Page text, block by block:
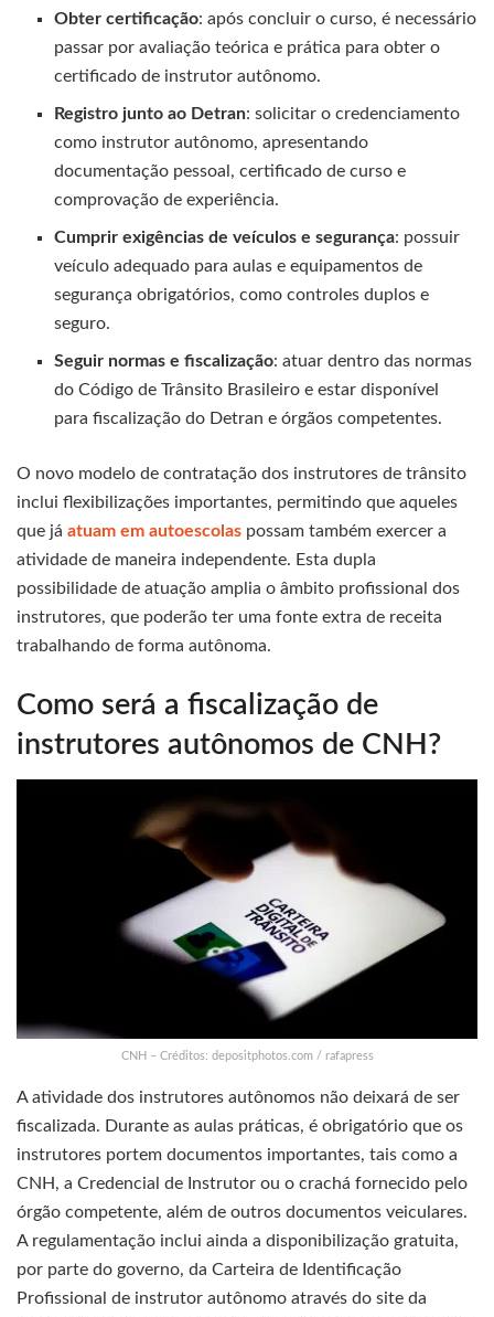
Obter certificação: após concluir o curso, é necessário
passar por avaliação teórica e prática para obter o
certificado de instrutor autônomo.
Registro junto ao Detran: solicitar o credenciamento
como instrutor autônomo, apresentando
documentação pessoal, certificado de curso e
comprovação de experiência.
Cumprir exigências de veículos e segurança: possuir
veículo adequado para aulas e equipamentos de
segurança obrigatórios, como controles duplos e
seguro.
Seguir normas e fiscalização: atuar dentro das normas
do Código de Trânsito Brasileiro e estar disponível
para fiscalização do Detran e órgãos competentes.
O novo modelo de contratação dos instrutores de trânsito
inclui flexibilizações importantes, permitindo que aqueles
que já atuam em autoescolas possam também exercer a
atividade de maneira independente. Esta dupla
possibilidade de atuação amplia o âmbito profissional dos
instrutores, que poderão ter uma fonte extra de receita
trabalhando de forma autônoma.
Como será a fiscalização de
instrutores autônomos de CNH?
CNH – Créditos: depositphotos.com / rafapress
A atividade dos instrutores autônomos não deixará de ser
fiscalizada. Durante as aulas práticas, é obrigatório que os
instrutores portem documentos importantes, tais como a
CNH, a Credencial de Instrutor ou o crachá fornecido pelo
órgão competente, além de outros documentos veiculares.
A regulamentação inclui ainda a disponibilização gratuita,
por parte do governo, da Carteira de Identificação
Profissional de instrutor autônomo através do site da